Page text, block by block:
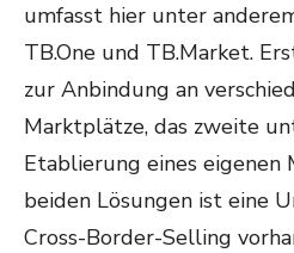
umfasst hier unter
TB.One und TB.Market.
zur Anbindung an
Marktplätze, das zweite
Etablierung eines eigenen
beiden Lösungen ist eine
Cross-Border-Selling